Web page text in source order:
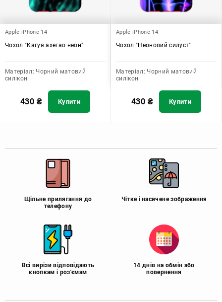
Apple iPhone 14
Чохол "Кагуя ахегао неон"
Матеріал: Чорний матовий
силікон
430 ₴ Купити
Apple iPhone 14
Чохол "Неоновий силуєт"
Матеріал: Чорний матовий
силікон
430 ₴ Купити
Щільне прилягання до
телефону
Чітке і насичене зображення
Всі вирізи відповідають
кнопкам і роз'ємам
14 днів на обмін або
повернення